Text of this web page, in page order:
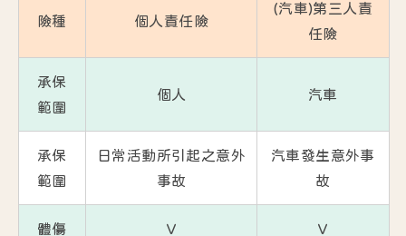
險種 個人責任險
(汽車)第三人責
任險
承保
範圍
個人 汽車
承保
範圍
日常活動所引起之意外
事故
汽車發生意外事
故
體傷 Ｖ Ｖ